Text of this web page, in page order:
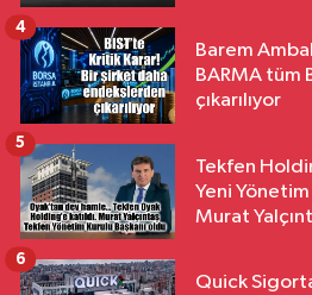
Barem
BARMA tüm
çıkarılıyor
4
Tekfen
Yeni Yönetim
Murat
5
Quick
6